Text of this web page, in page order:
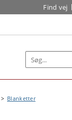
Find vej
Blanketter